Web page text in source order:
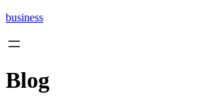
Ga
de
business
Blog